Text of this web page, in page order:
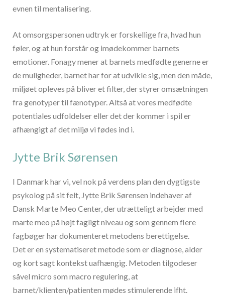
evnen til mentalisering.
At omsorgspersonen udtryk er forskellige fra, hvad hun
føler, og at hun forstår og imødekommer barnets
emotioner. Fonagy mener at barnets medfødte generne er
de muligheder, barnet har for at udvikle sig, men den måde,
miljøet opleves på bliver et filter, der styrer omsætningen
fra genotyper til fænotyper. Altså at vores medfødte
potentiales udfoldelser eller det der kommer i spil er
afhængigt af det miljø vi fødes ind i.
Jytte Brik Sørensen
I Danmark har vi, vel nok på verdens plan den dygtigste
psykolog på sit felt, Jytte Brik Sørensen indehaver af
Dansk Marte Meo Center, der utrætteligt arbejder med
marte meo på højt fagligt niveau og som gennem flere
fagbøger har dokumenteret metodens berettigelse.
Det er en systematiseret metode som er diagnose, alder
og kort sagt kontekst uafhængig. Metoden tilgodeser
såvel micro som macro regulering, at
barnet/klienten/patienten mødes stimulerende ifht.